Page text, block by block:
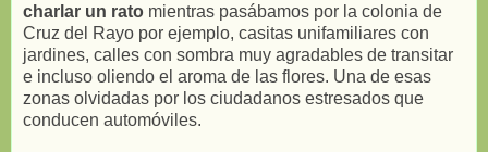
charlar un rato mientras pasábamos por la colonia de
Cruz del Rayo por ejemplo, casitas unifamiliares con
jardines, calles con sombra muy agradables de transitar
e incluso oliendo el aroma de las flores. Una de esas
zonas olvidadas por los ciudadanos estresados que
conducen automóviles.